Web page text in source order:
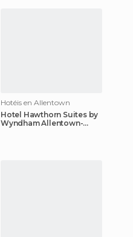
Hotéis en Allentown
Hotel Hawthorn Suites by
Wyndham Allentown-